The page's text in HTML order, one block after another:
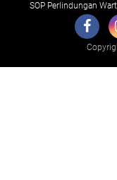
SOP Perlindungan